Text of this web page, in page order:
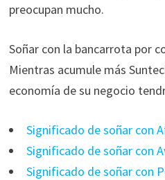
preocupan mucho.
Soñar con la bancarrota por
Mientras acumule más
economía de su negocio
Significado de soñar con
Significado de soñar con
Significado de soñar con